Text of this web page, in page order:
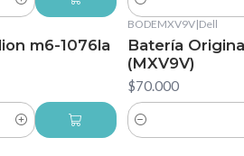
Cantidad
m6-1076la
BODEMXV9V|Dell
Batería
(MXV9V)
$70.000
Cantidad